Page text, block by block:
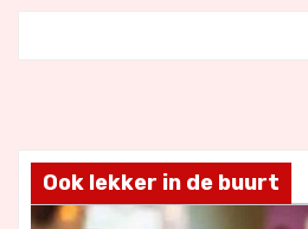
Ook lekker in de buurt